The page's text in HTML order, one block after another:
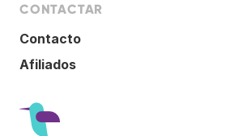
CONTACTAR
Contacto
Afiliados